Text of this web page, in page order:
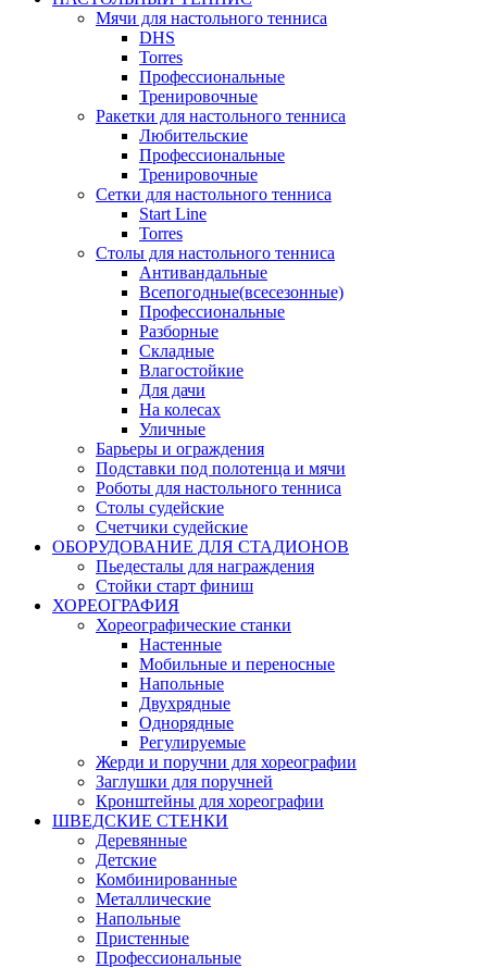
Мячи для настольного тенниса
DHS
Torres
Профессиональные
Тренировочные
Ракетки для настольного тенниса
Любительские
Профессиональные
Тренировочные
Сетки для настольного тенниса
Start Line
Torres
Столы для настольного тенниса
Антивандальные
Всепогодные(всесезонные)
Профессиональные
Разборные
Складные
Влагостойкие
Для дачи
На колесах
Уличные
Барьеры и ограждения
Подставки под полотенца и мячи
Роботы для настольного тенниса
Столы судейские
Счетчики судейские
ОБОРУДОВАНИЕ ДЛЯ СТАДИОНОВ
Пьедесталы для награждения
Стойки старт финиш
ХОРЕОГРАФИЯ
Хореографические станки
Настенные
Мобильные и переносные
Напольные
Двухрядные
Однорядные
Регулируемые
Жерди и поручни для хореографии
Заглушки для поручней
Кронштейны для хореографии
ШВЕДСКИЕ СТЕНКИ
Деревянные
Детские
Комбинированные
Металлические
Напольные
Пристенные
Профессиональные